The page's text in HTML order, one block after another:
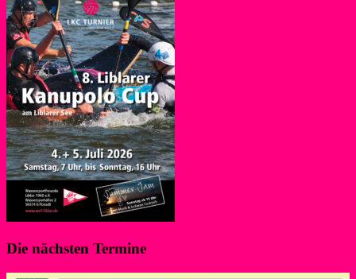
Die nächsten Termine